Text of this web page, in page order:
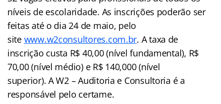
níveis de escolaridade. As inscrições poderão ser
feitas até o dia 24 de maio, pelo
site www.w2consultores.com.br. A taxa de
inscrição custa R$ 40,00 (nível fundamental), R$
70,00 (nível médio) e R$ 140,000 (nível
superior). A W2 – Auditoria e Consultoria é a
responsável pelo certame.